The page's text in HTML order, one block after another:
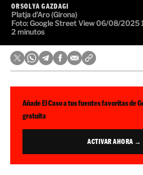
ORSOLYA GAZDAGI
Platja d'Aro (Girona)
Foto: Google Street View06/08/2025
2 minutos
Añade El Caso a tus fuentes favoritas de
gratuita
ACTIVAR AHORA →